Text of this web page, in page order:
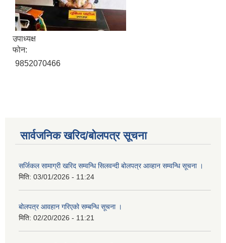
उपाध्यक्ष
फोन:
9852070466
सार्वजनिक खरिद/बोलपत्र सूचना
सर्जिकल सामाग्री खरिद सम्वन्धि सिलवन्दी बोलपत्र आव्हान सम्वन्धि सूचना ।
मिति: 03/01/2026 - 11:24
बोलपत्र आवहान गरिएको सम्बन्धि सूचना ।
मिति: 02/20/2026 - 11:21